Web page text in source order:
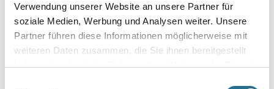
Verwendung unserer Website an unsere Partner für
soziale Medien, Werbung und Analysen weiter. Unsere
Partner führen diese Informationen möglicherweise mit
weiteren Daten zusammen, die Sie ihnen bereitgestellt
haben oder die sie im Rahmen Ihrer Nutzung der Dienste
Umrechnungsfaktoren